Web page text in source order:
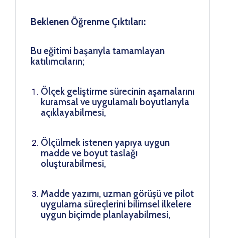
Beklenen Öğrenme Çıktıları:
Bu eğitimi başarıyla tamamlayan
katılımcıların;
Ölçek geliştirme sürecinin aşamalarını
kuramsal ve uygulamalı boyutlarıyla
açıklayabilmesi,
Ölçülmek istenen yapıya uygun
madde ve boyut taslağı
oluşturabilmesi,
Madde yazımı, uzman görüşü ve pilot
uygulama süreçlerini bilimsel ilkelere
uygun biçimde planlayabilmesi,